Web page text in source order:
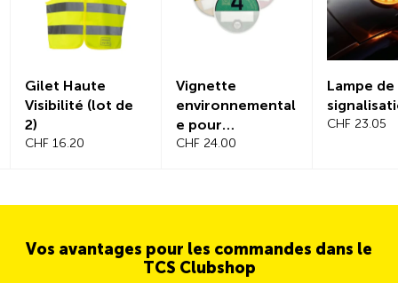
Gilet Haute
Visibilité (lot de
2)
CHF 16.20
Vignette
environnemental
e pour
l'Allemagne
CHF 24.00
Lampe de
CHF 23.05
Vos avantages pour les commandes dans le
TCS Clubshop